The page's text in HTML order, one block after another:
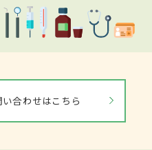
合わせはこちら